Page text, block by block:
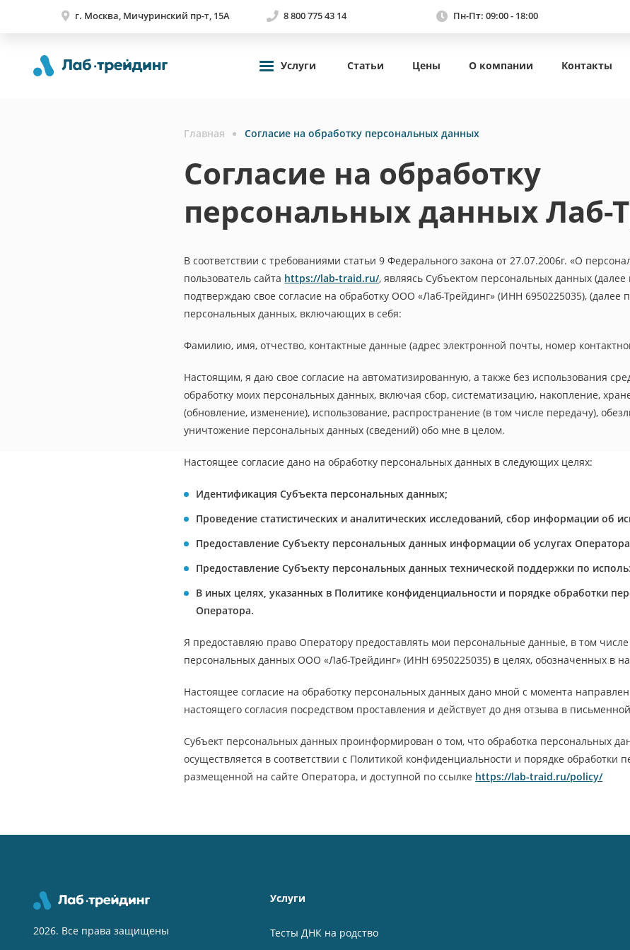
г. Москва, Мичуринский пр-т, 15А 8 800 775 43 14 Пн-Пт: 09:00 - 18:00
Услуги Статьи Цены О компании Контакты
Главная Согласие на обработку персональных данных
Согласие на обработку
персональных данных Лаб-
В соответствии с требованиями статьи 9 Федерального закона от 27.07.2006г. «О
пользователь сайта https://lab-traid.ru/, являясь Субъектом персональных данных (далее
подтверждаю свое согласие на обработку ООО «Лаб-Трейдинг» (ИНН 6950225035), (далее
персональных данных, включающих в себя:
Фамилию, имя, отчество, контактные данные (адрес электронной почты, номер
Настоящим, я даю свое согласие на автоматизированную, а также без использования
обработку моих персональных данных, включая сбор, систематизацию, накопление,
(обновление, изменение), использование, распространение (в том числе передачу),
уничтожение персональных данных (сведений) обо мне в целом.
Настоящее согласие дано на обработку персональных данных в следующих целях:
Идентификация Субъекта персональных данных;
Проведение статистических и аналитических исследований, сбор информации об
Предоставление Субъекту персональных данных информации об услугах
Предоставление Субъекту персональных данных технической поддержки по
В иных целях, указанных в Политике конфиденциальности и порядке обработки
Оператора.
Я предоставляю право Оператору предоставлять мои персональные данные, в том
персональных данных ООО «Лаб-Трейдинг» (ИНН 6950225035) в целях, обозначенных в
Настоящее согласие на обработку персональных данных дано мной с момента
настоящего согласия посредством проставления и действует до дня отзыва в
Субъект персональных данных проинформирован о том, что обработка персональных
осуществляется в соответствии с Политикой конфиденциальности и порядке обработки
размещенной на сайте Оператора, и доступной по ссылке https://lab-traid.ru/policy/
2026. Все права защищены
Услуги
Тесты ДНК на родство